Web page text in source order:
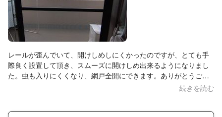
レールが歪んでいて、開けしめしにくかったのですが、とても手
際良く設置して頂き、スムーズに開けしめ出来るようになりまし
た。虫も入りにくくなり、網戸全開にできます。ありがとうござ
続きを読む